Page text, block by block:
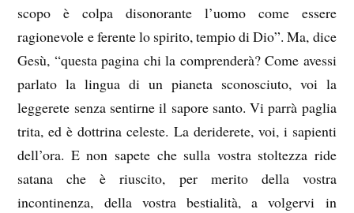
scopo è colpa disonorante l’uomo come essere
ragionevole e ferente lo spirito, tempio di Dio”. Ma, dice
Gesù, “questa pagina chi la comprenderà? Come avessi
parlato la lingua di un pianeta sconosciuto, voi la
leggerete senza sentirne il sapore santo. Vi parrà paglia
trita, ed è dottrina celeste. La deriderete, voi, i sapienti
dell’ora. E non sapete che sulla vostra stoltezza ride
satana che è riuscito, per merito della vostra
incontinenza, della vostra bestialità, a volgervi in